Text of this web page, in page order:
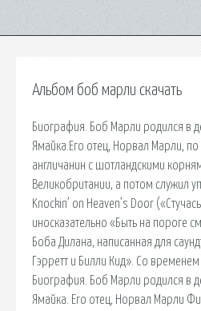
Альбом боб марли скачать
Биография. Боб Марли родился в
Ямайка.Его отец, Норвал Марли,
англичанин с шотландскими
Великобритании, а потом служил
Knockin’ on Heaven’s Door
иносказательно «Быть на пороге
Боба Дилана, написанная для
Гэрретт и Билли Кид». Со
Биография. Боб Марли родился в
Ямайка. Его отец, Норвал Марли